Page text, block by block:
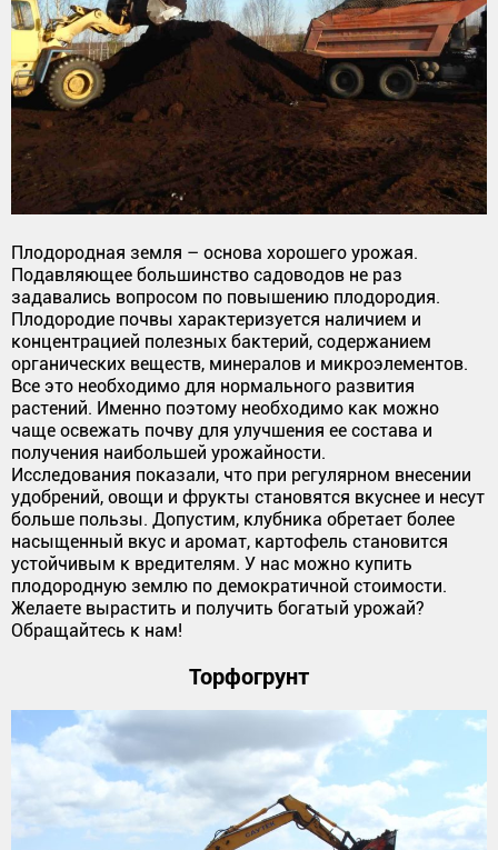
Плодородная земля – основа хорошего урожая.
Подавляющее большинство садоводов не раз
задавались вопросом по повышению плодородия.
Плодородие почвы характеризуется наличием и
концентрацией полезных бактерий, содержанием
органических веществ, минералов и микроэлементов.
Все это необходимо для нормального развития
растений. Именно поэтому необходимо как можно
чаще освежать почву для улучшения ее состава и
получения наибольшей урожайности.
Исследования показали, что при регулярном внесении
удобрений, овощи и фрукты становятся вкуснее и несут
больше пользы. Допустим, клубника обретает более
насыщенный вкус и аромат, картофель становится
устойчивым к вредителям. У нас можно купить
плодородную землю по демократичной стоимости.
Желаете вырастить и получить богатый урожай?
Обращайтесь к нам!
Торфогрунт